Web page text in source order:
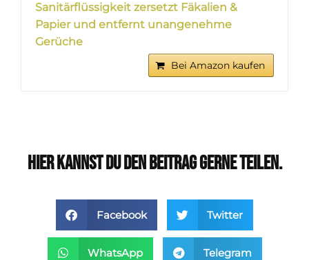
Sanitärflüssigkeit zersetzt Fäkalien &
Papier und entfernt unangenehme
Gerüche
Bei Amazon kaufen
Hier kannst du den Beitrag gerne teilen.
Facebook Twitter
WhatsApp Telegram